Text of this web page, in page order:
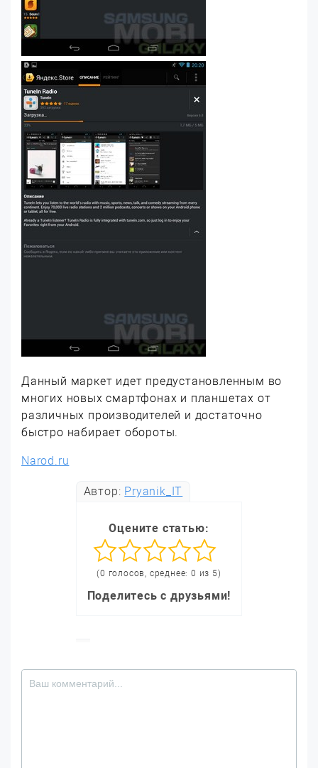
Данный маркет идет предустановленным во
многих новых смартфонах и планшетах от
различных производителей и достаточно
быстро набирает обороты.
Narod.ru
Автор: Pryanik_IT
Оцените статью:
(0 голосов, среднее: 0 из 5)
Поделитесь с друзьями!